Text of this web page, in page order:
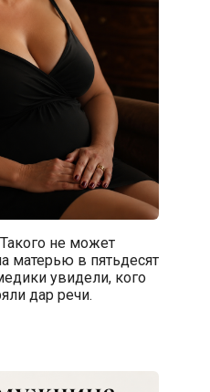
не может
матерью в пятьдесят
увидели, кого
дар речи.